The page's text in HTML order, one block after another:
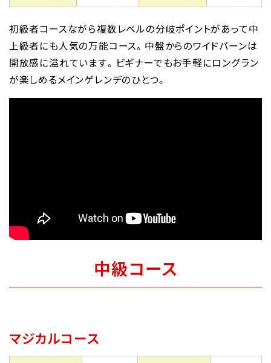
初級者コースながら複数レベルの分岐ポイントがあって中
上級者にも人気の万能コース。中盤からのワイドバーンは
開放感に溢れています。ビギナーでもお手軽にロングラン
が楽しめるメインゲレンデのひとつ。
中級コース
マジカルコース